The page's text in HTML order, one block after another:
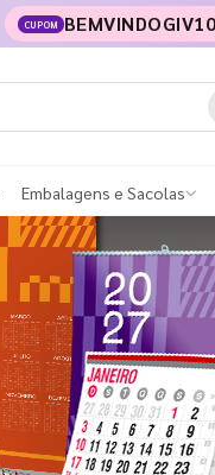
CUPOM BEMVINDOGIV10
Embalagens e Sacolas